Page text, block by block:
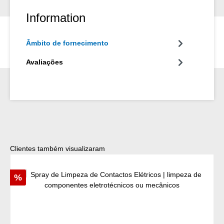
Information
Âmbito de fornecimento
Avaliações
Ignorar a galeria de produtos
Clientes também visualizaram
Desconto
%